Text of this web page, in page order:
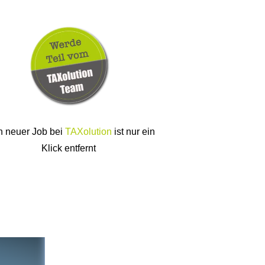
neuer Job bei TAXolution ist nur ein
Klick entfernt